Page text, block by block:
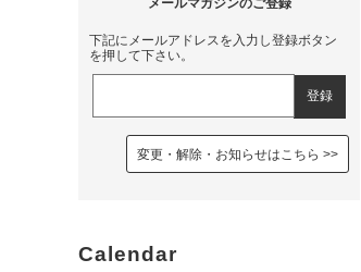
下記にメールアドレスを入力し登録ボタン
を押して下さい。
変更・解除・お知らせはこちら